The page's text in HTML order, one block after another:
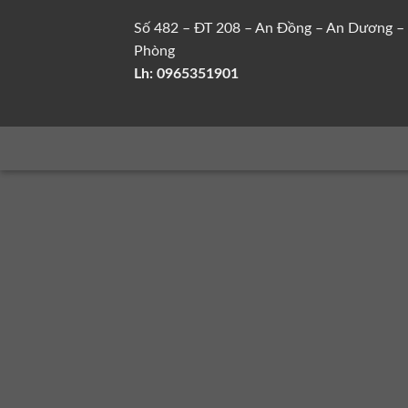
Số 482 – ĐT 208 – An Đồng – An Dương –
Phòng
Lh: 0965351901